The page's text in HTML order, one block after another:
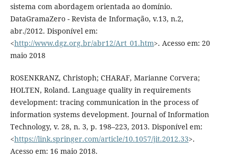
sistema com abordagem orientada ao domínio.
DataGramaZero - Revista de Informação, v.13, n.2,
abr./2012. Disponível em:
<http://www.dgz.org.br/abr12/Art_01.htm>. Acesso em: 20
maio 2018
ROSENKRANZ, Christoph; CHARAF, Marianne Corvera;
HOLTEN, Roland. Language quality in requirements
development: tracing communication in the process of
information systems development. Journal of Information
Technology, v. 28, n. 3, p. 198–223, 2013. Disponível em:
<https://link.springer.com/article/10.1057/jit.2012.33>.
Acesso em: 16 maio 2018.